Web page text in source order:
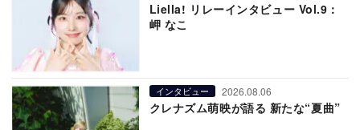
Liella! リレーインタビュー Vol.9：
岬 なこ
インタビュー 2026.08.06
クレナズム萌映が語る 新たな“夏曲”